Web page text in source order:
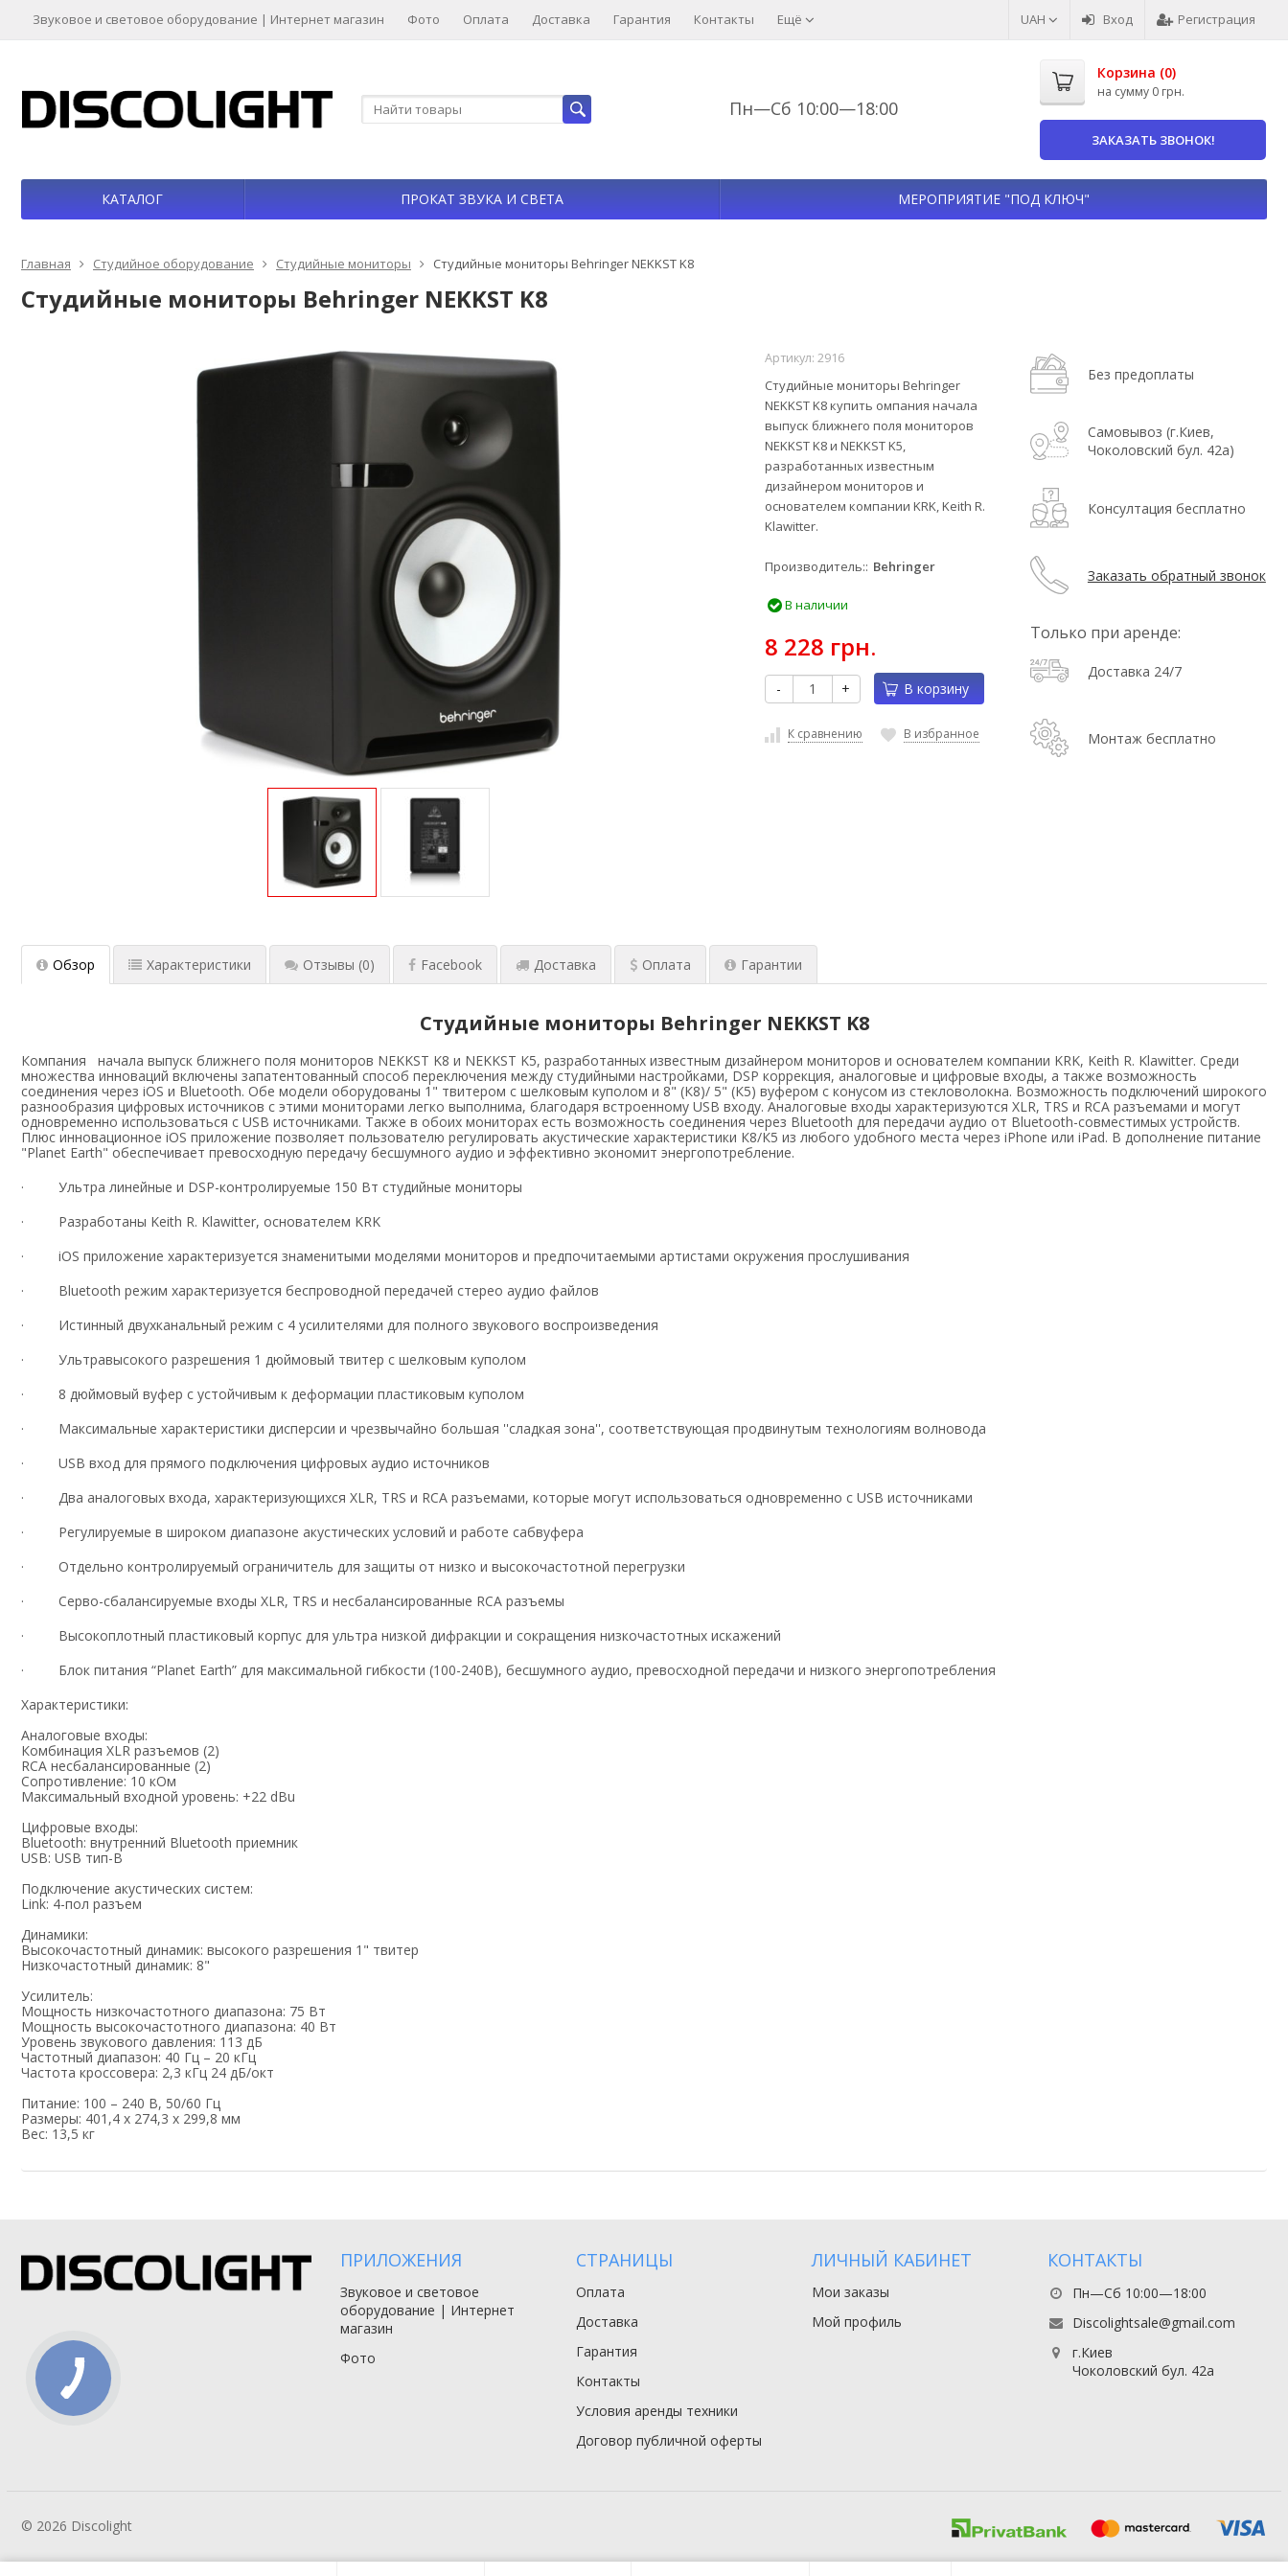
UAH Вход Регистрация
Звуковое и световое оборудование | Интернет магазин Фото Оплата Доставка Гарантия Контакты Ещё
Пн—Сб 10:00—18:00
Корзина (0)
на сумму 0 грн.
ЗАКАЗАТЬ ЗВОНОК!
КАТАЛОГ ПРОКАТ ЗВУКА И СВЕТА МЕРОПРИЯТИЕ "ПОД КЛЮЧ"
Главная Студийное оборудование Студийные мониторы Студийные мониторы Behringer NEKKST K8
Студийные мониторы Behringer NEKKST K8
Артикул: 2916
Студийные мониторы Behringer
NEKKST K8 купить омпания начала
выпуск ближнего поля мониторов
NEKKST K8 и NEKKST K5,
разработанных известным
дизайнером мониторов и
основателем компании KRK, Keith R.
Klawitter.
Производитель: Behringer
В наличии
8 228 грн.
- + В корзину
К сравнению В избранное
Без предоплаты
Самовывоз (г.Киев,
Чоколовский бул. 42а)
Консултация бесплатно
Заказать обратный звонок
Только при аренде:
Доставка 24/7
Монтаж бесплатно
Обзор Характеристики Отзывы (0) Facebook Доставка Оплата Гарантии
Студийные мониторы Behringer NEKKST K8
Компания начала выпуск ближнего поля мониторов NEKKST K8 и NEKKST K5, разработанных известным дизайнером мониторов и основателем компании KRK, Keith R. Klawitter. Среди
множества инноваций включены запатентованный способ переключения между студийными настройками, DSP коррекция, аналоговые и цифровые входы, а также возможность
соединения через iOS и Bluetooth. Обе модели оборудованы 1" твитером с шелковым куполом и 8" (К8)/ 5" (К5) вуфером с конусом из стекловолокна. Возможность подключений широкого
разнообразия цифровых источников с этими мониторами легко выполнима, благодаря встроенному USB входу. Аналоговые входы характеризуются XLR, TRS и RCA разъемами и могут
одновременно использоваться с USB источниками. Также в обоих мониторах есть возможность соединения через Bluetooth для передачи аудио от Bluetooth-совместимых устройств.
Плюс инновационное iOS приложение позволяет пользователю регулировать акустические характеристики К8/К5 из любого удобного места через iPhone или iPad. В дополнение питание
"Planet Earth" обеспечивает превосходную передачу бесшумного аудио и эффективно экономит энергопотребление.
· Ультра линейные и DSP-контролируемые 150 Вт студийные мониторы
· Разработаны Keith R. Klawitter, основателем KRK
· iOS приложение характеризуется знаменитыми моделями мониторов и предпочитаемыми артистами окружения прослушивания
· Bluetooth режим характеризуется беспроводной передачей стерео аудио файлов
· Истинный двухканальный режим с 4 усилителями для полного звукового воспроизведения
· Ультравысокого разрешения 1 дюймовый твитер с шелковым куполом
· 8 дюймовый вуфер с устойчивым к деформации пластиковым куполом
· Максимальные характеристики дисперсии и чрезвычайно большая ''сладкая зона'', соответствующая продвинутым технологиям волновода
· USB вход для прямого подключения цифровых аудио источников
· Два аналоговых входа, характеризующихся XLR, TRS и RCA разъемами, которые могут использоваться одновременно с USB источниками
· Регулируемые в широком диапазоне акустических условий и работе сабвуфера
· Отдельно контролируемый ограничитель для защиты от низко и высокочастотной перегрузки
· Серво-сбалансируемые входы XLR, TRS и несбалансированные RCA разъемы
· Высокоплотный пластиковый корпус для ультра низкой дифракции и сокращения низкочастотных искажений
· Блок питания “Planet Earth” для максимальной гибкости (100-240В), бесшумного аудио, превосходной передачи и низкого энергопотребления
Характеристики:
Аналоговые входы:
Комбинация XLR разъемов (2)
RCA несбалансированные (2)
Сопротивление: 10 кОм
Максимальный входной уровень: +22 dBu
Цифровые входы:
Bluetooth: внутренний Bluetooth приемник
USB: USB тип-В
Подключение акустических систем:
Link: 4-пол разъем
Динамики:
Высокочастотный динамик: высокого разрешения 1" твитер
Низкочастотный динамик: 8"
Усилитель:
Мощность низкочастотного диапазона: 75 Вт
Мощность высокочастотного диапазона: 40 Вт
Уровень звукового давления: 113 дБ
Частотный диапазон: 40 Гц – 20 кГц
Частота кроссовера: 2,3 кГц 24 дБ/окт
Питание: 100 – 240 В, 50/60 Гц
Размеры: 401,4 х 274,3 х 299,8 мм
Вес: 13,5 кг
ПРИЛОЖЕНИЯ
Звуковое и световое
оборудование | Интернет
магазин
Фото
СТРАНИЦЫ
Оплата
Доставка
Гарантия
Контакты
Условия аренды техники
Договор публичной оферты
ЛИЧНЫЙ КАБИНЕТ
Мои заказы
Мой профиль
КОНТАКТЫ
Пн—Сб 10:00—18:00
Discolightsale@gmail.com
г.Киев
Чоколовский бул. 42а
© 2026 Discolight